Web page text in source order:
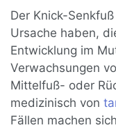
Der Knick-
Ursache haben,
Entwicklung im
Verwachsungen
Mittelfuß- oder
medizinisch von
Fällen machen